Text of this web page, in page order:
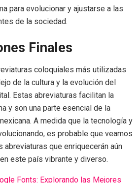
para evolucionar y ajustarse a las
de la sociedad.
Finales
coloquiales más utilizadas
de la cultura y la evolución del
Estas abreviaturas facilitan la
y son una parte esencial de la
A medida que la tecnología y
es probable que veamos
abreviaturas que enriquecerán aún
este país vibrante y diverso.
Fonts: Explorando las Mejores